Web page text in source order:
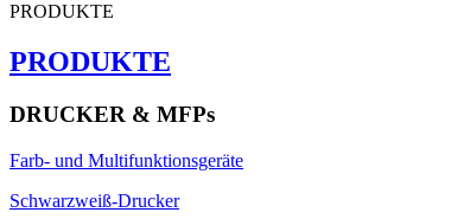
PRODUKTE
PRODUKTE
DRUCKER & MFPs
Farb- und Multifunktionsgeräte
Schwarzweiß-Drucker